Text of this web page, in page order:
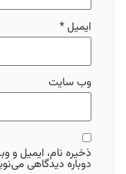
ایمیل*
وب‌ سایت
ذخیره نام، ایمیل و
دوباره دیدگاهی